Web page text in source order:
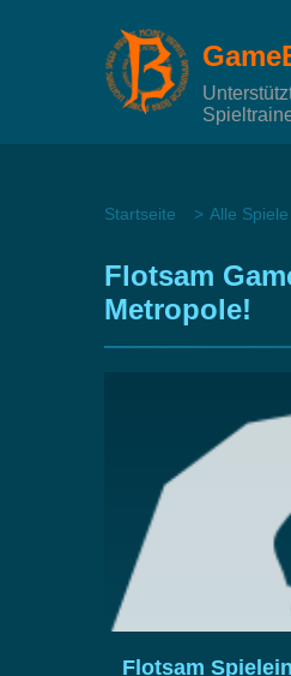
Startseite Alle Spiele
Flotsam
Metropole!
Flotsam